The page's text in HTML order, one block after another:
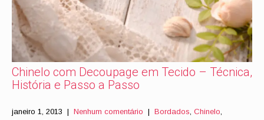
Chinelo com Decoupage em Tecido – Técnica,
História e Passo a Passo
janeiro 1, 2013 | Nenhum comentário | Bordados, Chinelo,